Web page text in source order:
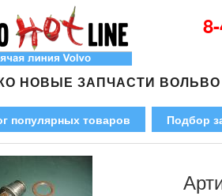
НОВЫЕ ЗАПЧАСТИ ВОЛЬВО
популярных товаров Подбор